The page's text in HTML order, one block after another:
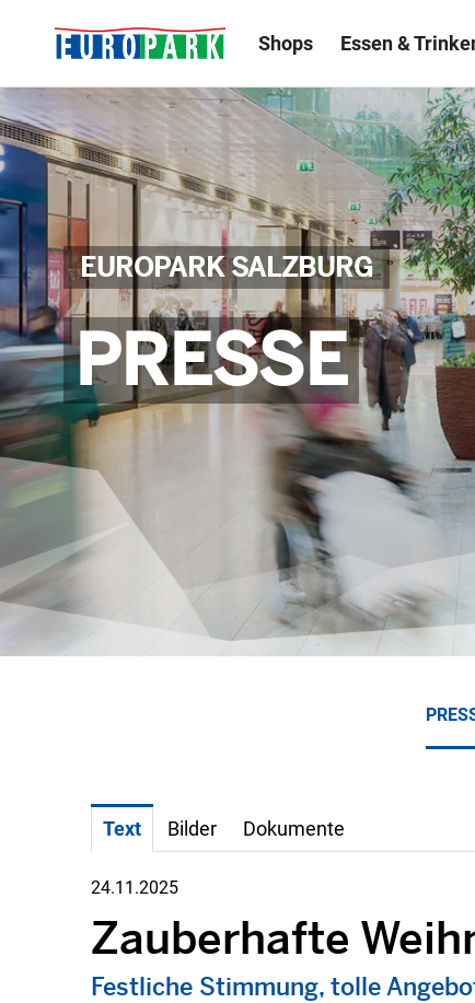
Shops Essen &
EUROPARK SALZBURG
PRESSE
Text Bilder Dokumente
24.11.2025
Zauberhafte
Festliche Stimmung, tolle